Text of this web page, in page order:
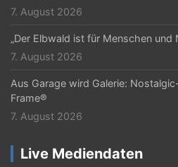
7. August 2026
„Der Elbwald ist für Menschen und
7. August 2026
Aus Garage wird Galerie:
Frame®
7. August 2026
Live Mediendaten